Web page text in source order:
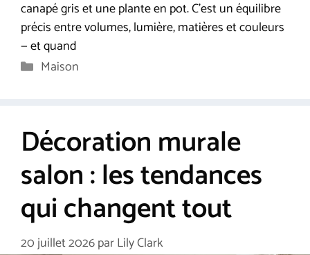
canapé gris et une plante en pot. C’est un équilibre
précis entre volumes, lumière, matières et couleurs
— et quand
Catégories
Maison
Décoration murale
salon : les tendances
qui changent tout
20 juillet 2026parLily Clark